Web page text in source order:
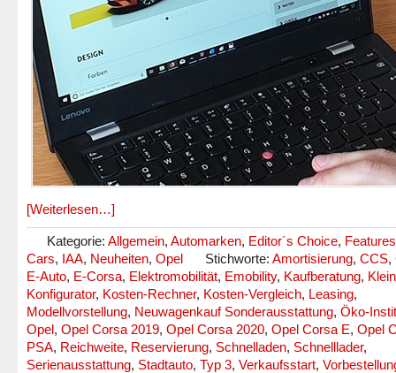
[Weiterlesen…]
Kategorie: Allgemein, Automarken, Editor´s Choice, Features
Cars, IAA, Neuheiten, Opel Stichworte: Amortisierung, CCS,
E-Auto, E-Corsa, Elektromobilität, Emobility, Kaufberatung,
Konfigurator, Kosten-Rechner, Kosten-Vergleich, Leasing,
Modellvorstellung, Neuwagenkauf Sonderausstattung, Öko-
Opel, Opel Corsa 2019, Opel Corsa 2020, Opel Corsa E, Opel
PSA, Reichweite, Reservierung, Schnelladen, Schnelllader,
Serienausstattung, Stadtauto, Typ 3, Verkaufsstart,